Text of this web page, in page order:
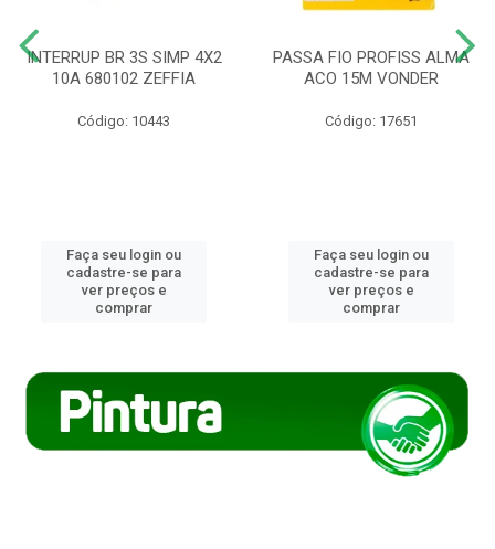
INTERRUP BR 3S SIMP 4X2
10A 680102 ZEFFIA
Código: 10443
Faça seu login ou
cadastre-se para
ver preços e
comprar
PASSA FIO PROFISS ALMA
ACO 15M VONDER
Código: 17651
Faça seu login ou
cadastre-se para
ver preços e
comprar